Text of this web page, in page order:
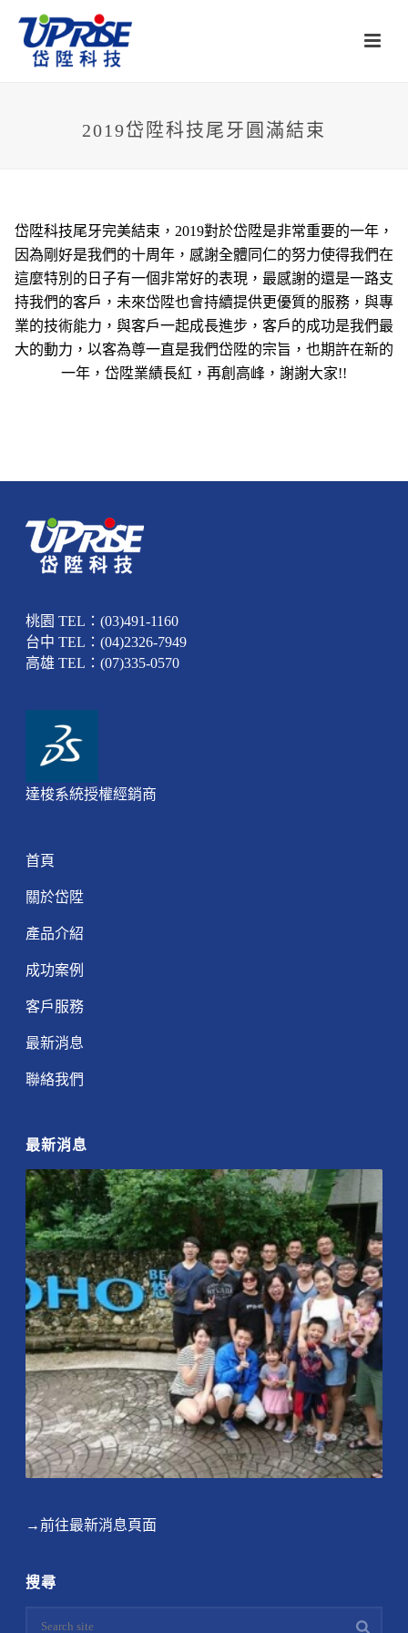
2019岱陞科技尾牙圓滿結束
岱陞科技尾牙完美結束，2019對於岱陞是非常重要的一年，
因為剛好是我們的十周年，感謝全體同仁的努力使得我們在
這麼特別的日子有一個非常好的表現，最感謝的還是一路支
持我們的客戶，未來岱陞也會持續提供更優質的服務，與專
業的技術能力，與客戶一起成長進步，客戶的成功是我們最
大的動力，以客為尊一直是我們岱陞的宗旨，也期許在新的
一年，岱陞業績長紅，再創高峰，謝謝大家!!
桃園 TEL：(03)491-1160
台中 TEL：(04)2326-7949
高雄 TEL：(07)335-0570
達梭系統授權經銷商
首頁
關於岱陞
產品介紹
成功案例
客戶服務
最新消息
聯絡我們
最新消息
→前往最新消息頁面
搜尋